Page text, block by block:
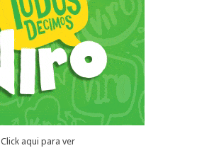
Click aqui para ver